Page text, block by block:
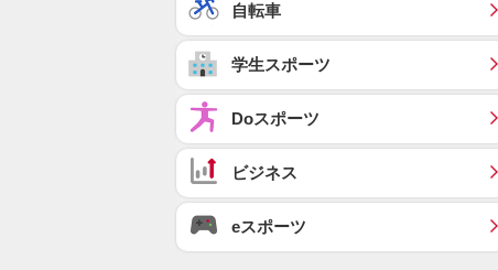
自転車
学生スポーツ
Doスポーツ
ビジネス
eスポーツ